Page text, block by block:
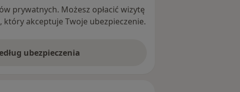
prywatnych. Możesz opłacić wizytę
akceptuje Twoje ubezpieczenie.
ubezpieczenia